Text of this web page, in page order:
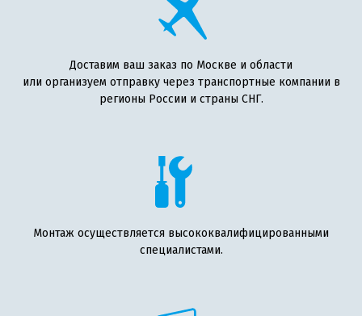
Доставим ваш заказ по Москве и области
или организуем отправку через транспортные компании в
регионы России и страны СНГ.
Монтаж осуществляется высококвалифицированными
специалистами.